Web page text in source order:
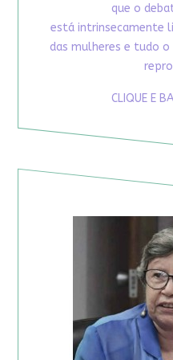
que o
está intrinsecamente
das mulheres e tudo
CLIQUE E